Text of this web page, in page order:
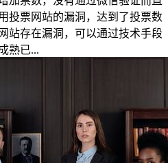
投票网站的漏洞，达到了投票数
站存在漏洞，可以通过技术手段
熟已...